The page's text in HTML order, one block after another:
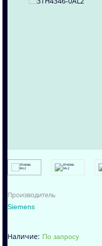
Производитель
Siemens
По запросу